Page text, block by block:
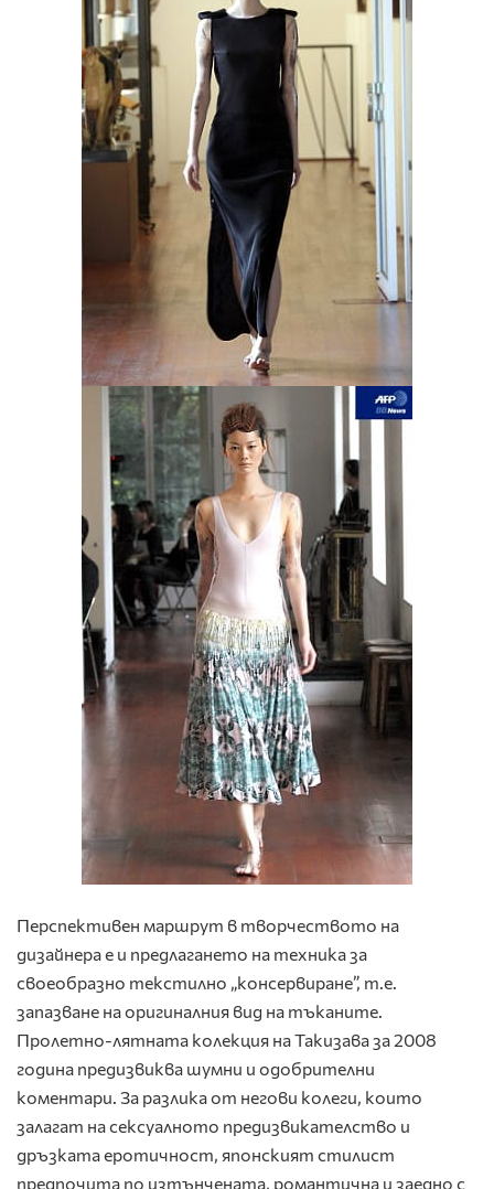
Перспективен маршрут в творчеството на
дизайнера е и предлагането на техника за
своеобразно текстилно „консервиране”, т.е.
запазване на оригиналния вид на тъканите.
Пролетно-лятната колекция на Такизава за 2008
година предизвиква шумни и одобрителни
коментари. За разлика от негови колеги, които
залагат на сексуалното предизвикателство и
дръзката еротичност, японският стилист
предпочита по изтънчената, романтична и заедно с